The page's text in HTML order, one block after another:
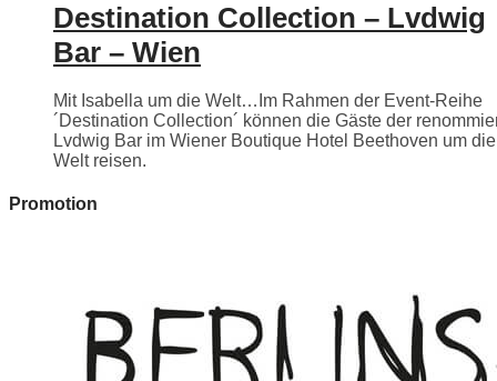
Destination Collection – Lvdwig
Bar – Wien
Mit Isabella um die Welt…Im Rahmen der Event-Reihe
´Destination Collection´ können die Gäste der
Lvdwig Bar im Wiener Boutique Hotel Beethoven um die
Welt reisen.
Promotion